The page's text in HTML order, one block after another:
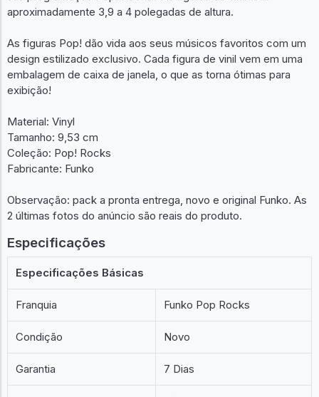
aproximadamente 3,9 a 4 polegadas de altura.
As figuras Pop! dão vida aos seus músicos favoritos com um
design estilizado exclusivo. Cada figura de vinil vem em uma
embalagem de caixa de janela, o que as torna ótimas para
exibição!
Material: Vinyl
Tamanho: 9,53 cm
Coleção: Pop! Rocks
Fabricante: Funko
Observação: pack a pronta entrega, novo e original Funko. As
2 últimas fotos do anúncio são reais do produto.
Especificações
Especificações Básicas
Franquia Funko Pop Rocks
Condição Novo
Garantia 7 Dias